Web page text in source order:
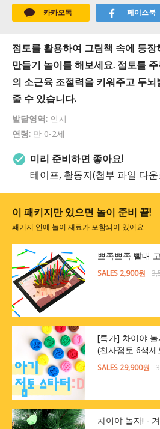
카카오톡 페이스북
점토를 활용하여 그림책 속에 등
만들기 놀이를 해보세요. 점토를
의 소근육 조절력을 키워주고 두
줄 수 있습니다.
발달영역: 인지
연령: 만 0-2세
미리 준비하면 좋아요!
테이프, 활동지(첨부 파일 다
이 패키지만 있으면 놀이 준비 끝!
패키지 안에 놀이 재료가 포함되어 있어요
뾰족뾰족 빨대
SALES 2,900원
[특가] 차이야
(천사점토 6색세
SALES 29,900원
차이야 놀자! -